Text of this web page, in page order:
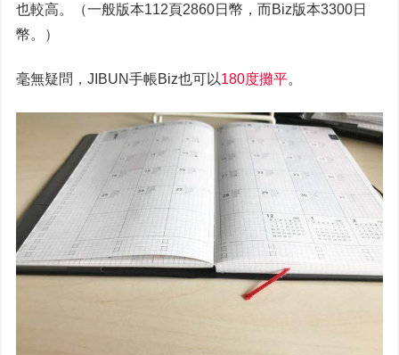
也較高。（一般版本112頁2860日幣，而Biz版本3300日
幣。）
毫無疑問，JIBUN手帳Biz也可以180度攤平。